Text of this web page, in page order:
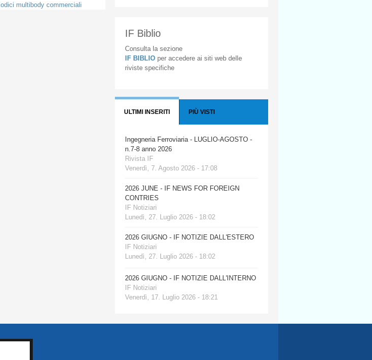
multibody commerciali
IF Biblio
Consulta la sezione
IF BIBLIO per accedere ai siti web delle
riviste specifiche
ULTIMI INSERITI PIÙ VISTI
Ingegneria Ferroviaria - LUGLIO-AGOSTO -
n.7-8 anno 2026
Rivista IF
Venerdì, 7. Agosto 2026 - 17:08
2026 JUNE - IF NEWS FOR FOREIGN
CONTRIES
IF Notiziari
Lunedì, 27. Luglio 2026 - 18:02
2026 GIUGNO - IF NOTIZIE DALL'ESTERO
IF Notiziari
Lunedì, 27. Luglio 2026 - 18:02
2026 GIUGNO - IF NOTIZIE DALL'INTERNO
IF Notiziari
Venerdì, 17. Luglio 2026 - 18:21